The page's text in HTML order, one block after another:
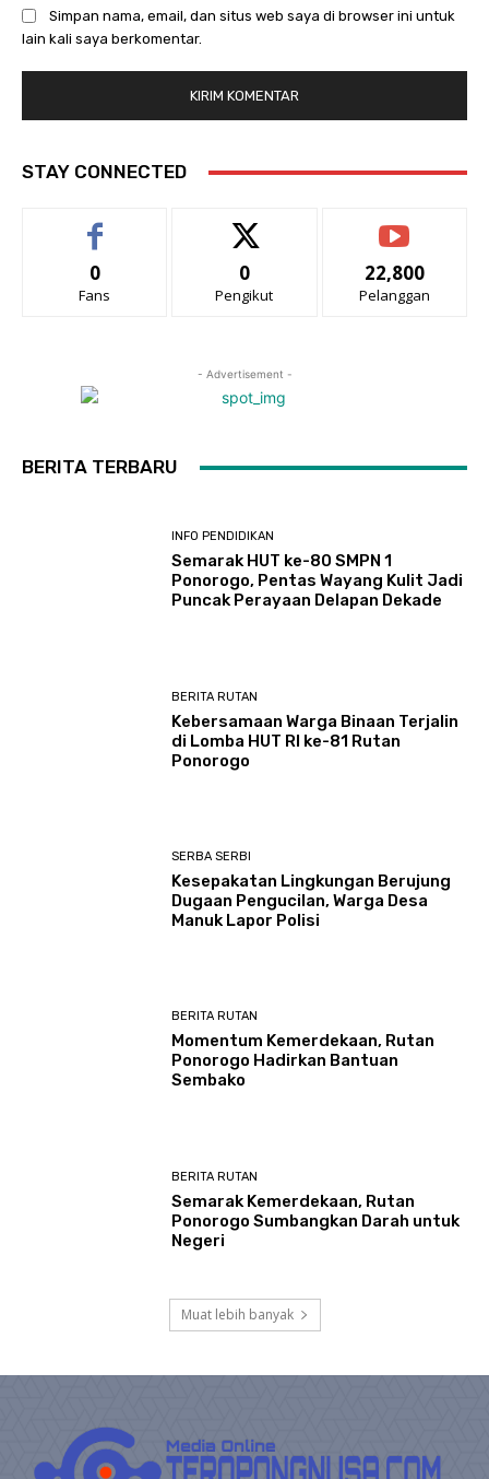
Simpan nama, email, dan situs web saya di browser ini untuk
lain kali saya berkomentar.
STAY CONNECTED
0
Fans
0
Pengikut
22,800
Pelanggan
- Advertisement -
BERITA TERBARU
INFO PENDIDIKAN
Semarak HUT ke-80 SMPN 1
Ponorogo, Pentas Wayang Kulit Jadi
Puncak Perayaan Delapan Dekade
BERITA RUTAN
Kebersamaan Warga Binaan Terjalin
di Lomba HUT RI ke-81 Rutan
Ponorogo
SERBA SERBI
Kesepakatan Lingkungan Berujung
Dugaan Pengucilan, Warga Desa
Manuk Lapor Polisi
BERITA RUTAN
Momentum Kemerdekaan, Rutan
Ponorogo Hadirkan Bantuan
Sembako
BERITA RUTAN
Semarak Kemerdekaan, Rutan
Ponorogo Sumbangkan Darah untuk
Negeri
Muat lebih banyak